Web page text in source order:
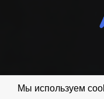
Мы используем